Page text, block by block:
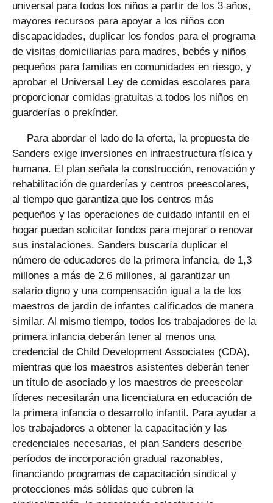
universal para todos los niños a partir de los 3 años,
mayores recursos para apoyar a los niños con
discapacidades, duplicar los fondos para el programa
de visitas domiciliarias para madres, bebés y niños
pequeños para familias en comunidades en riesgo, y
aprobar el Universal Ley de comidas escolares para
proporcionar comidas gratuitas a todos los niños en
guarderías o prekínder.
Para abordar el lado de la oferta, la propuesta de
Sanders exige inversiones en infraestructura física y
humana. El plan señala la construcción, renovación y
rehabilitación de guarderías y centros preescolares,
al tiempo que garantiza que los centros más
pequeños y las operaciones de cuidado infantil en el
hogar puedan solicitar fondos para mejorar o renovar
sus instalaciones. Sanders buscaría duplicar el
número de educadores de la primera infancia, de 1,3
millones a más de 2,6 millones, al garantizar un
salario digno y una compensación igual a la de los
maestros de jardín de infantes calificados de manera
similar. Al mismo tiempo, todos los trabajadores de la
primera infancia deberán tener al menos una
credencial de Child Development Associates (CDA),
mientras que los maestros asistentes deberán tener
un título de asociado y los maestros de preescolar
líderes necesitarán una licenciatura en educación de
la primera infancia o desarrollo infantil. Para ayudar a
los trabajadores a obtener la capacitación y las
credenciales necesarias, el plan Sanders describe
períodos de incorporación gradual razonables,
financiando programas de capacitación sindical y
protecciones más sólidas que cubren la